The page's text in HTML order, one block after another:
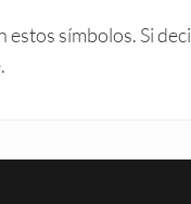
símbolos. Si